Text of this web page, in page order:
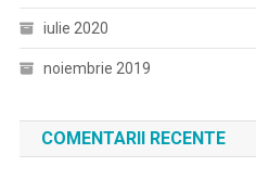
iulie 2020
noiembrie 2019
COMENTARII RECENTE